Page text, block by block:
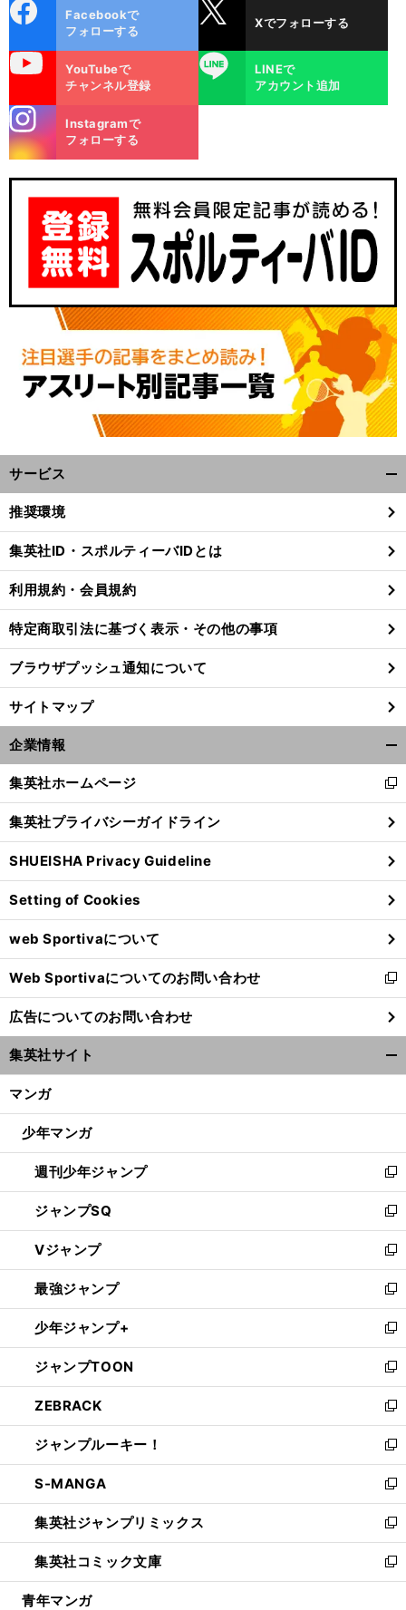
。
前
へ
ok
Facebookで
フォローする
Xでフォローする
YouTubeで
チャンネル登録
LINE
LINEで
アカウント追加
m
Instagramで
フォローする
サービス
閉
る
推奨環境
集英社ID・スポルティーバIDとは
利用規約・会員規約
特定商取引法に基づく表示・その他の事項
ブラウザプッシュ通知について
サイトマップ
企業情報
閉
る
集英社ホームページ
新
し
い
ウ
ィ
ン
ド
ウ
で
開
く
集英社プライバシーガイドライン
SHUEISHA Privacy Guideline
Setting of Cookies
web Sportivaについて
Web Sportivaについてのお問い合わせ
新
し
い
ウ
ィ
ン
ウ
開
く
広告についてのお問い合わせ
集英社サイト
マンガ
少年マンガ
週刊少年ジャンプ
新
し
い
ウ
ィ
ン
ド
ウ
で
開
く
ジャンプSQ
新
し
い
ウ
ィ
ン
ド
ウ
で
開
く
Vジャンプ
新
し
い
ウ
ィ
ン
ド
ウ
で
開
く
最強ジャンプ
新
し
い
ウ
ィ
ン
ド
ウ
で
開
く
少年ジャンプ+
新
し
い
ウ
ィ
ン
ド
ウ
で
開
く
ジャンプTOON
新
し
い
ウ
ィ
ン
ド
ウ
で
開
く
ZEBRACK
新
し
い
ウ
ィ
ン
ド
ウ
で
開
ジャンプルーキー！
新
し
い
ウ
ィ
ン
ド
ウ
S-MANGA
新
し
い
ウ
ィ
ン
集英社ジャンプリミックス
新
し
い
ウ
集英社コミック文庫
新
し
青年マンガ